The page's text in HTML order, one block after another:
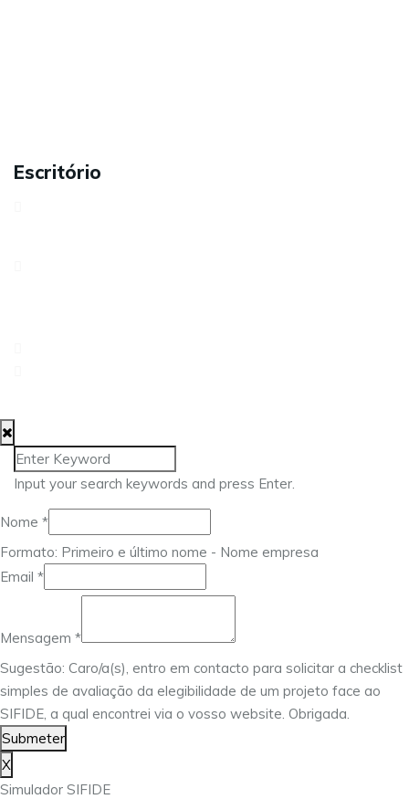
Escritório
Input your search keywords and press Enter.
Nome *
Formato: Primeiro e último nome - Nome empresa
Email
Email *
Mensagem *
Sugestão: Caro/a(s), entro em contacto para solicitar a checklist
simples de avaliação da elegibilidade de um projeto face ao
SIFIDE, a qual encontrei via o vosso website. Obrigada.
Submeter
X
Simulador SIFIDE